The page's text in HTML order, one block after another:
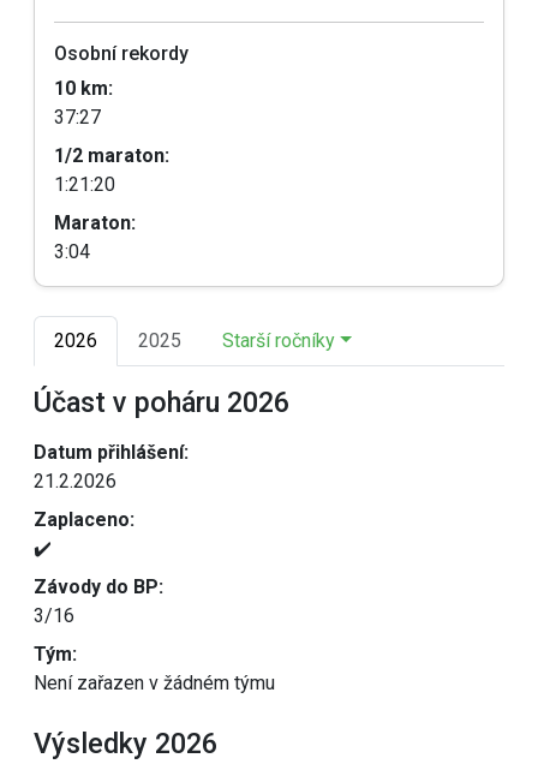
Osobní rekordy
10 km:
37:27
1/2 maraton:
1:21:20
Maraton:
3:04
2026 2025 Starší ročníky
Účast v poháru 2026
Datum přihlášení:
21.2.2026
Zaplaceno:
✔️
Závody do BP:
3/16
Tým:
Není zařazen v žádném týmu
Výsledky 2026